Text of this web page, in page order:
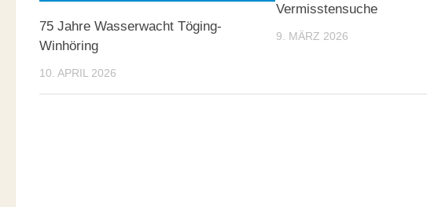
75 Jahre Wasserwacht Töging-
Winhöring
10. APRIL 2026
Vermisstensuche
9. MÄRZ 2026